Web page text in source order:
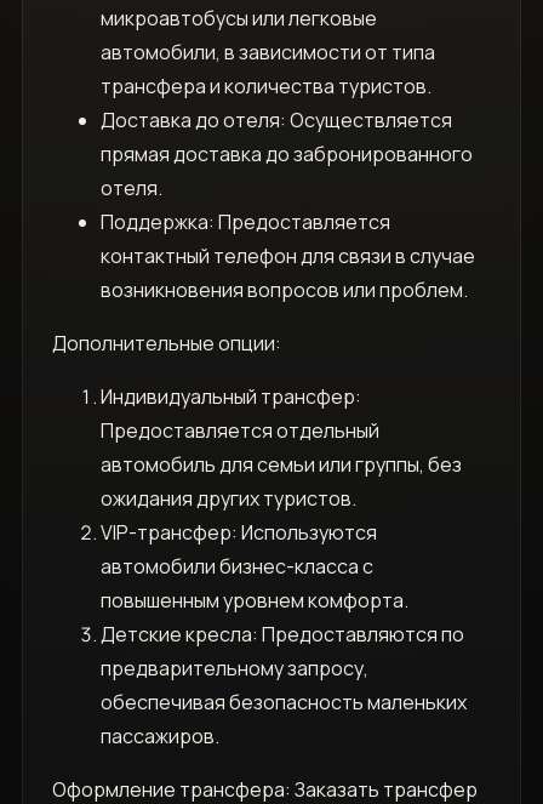
микроавтобусы или легковые
автомобили, в зависимости от типа
трансфера и количества туристов.
Доставка до отеля: Осуществляется
прямая доставка до забронированного
отеля.
Поддержка: Предоставляется
контактный телефон для связи в случае
возникновения вопросов или проблем.
Дополнительные опции:
Индивидуальный трансфер:
Предоставляется отдельный
автомобиль для семьи или группы, без
ожидания других туристов.
VIP-трансфер: Используются
автомобили бизнес-класса с
повышенным уровнем комфорта.
Детские кресла: Предоставляются по
предварительному запросу,
обеспечивая безопасность маленьких
пассажиров.
Оформление трансфера: Заказать трансфер